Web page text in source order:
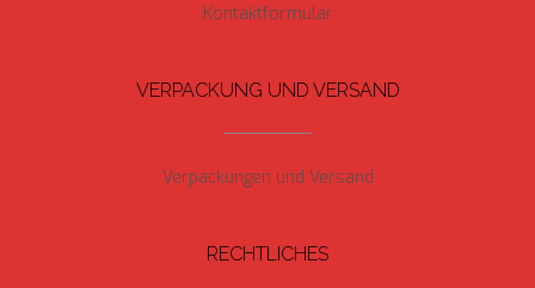
Kontaktformular
VERPACKUNG UND VERSAND
Verpackungen und Versand
RECHTLICHES